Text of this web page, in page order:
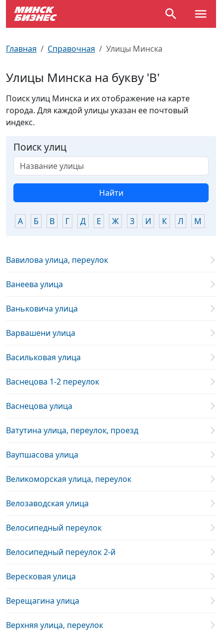
Главная Справочная Улицы Минска
Улицы Минска на букву 'В'
Поиск улиц Минска и их отображение на карте
города. Для каждой улицы указан ее почтовый
индекс.
Поиск улиц
Найти
А Б В Г Д Е Ж З И К Л М
Вавилова улица, переулок
Ванеева улица
Ваньковича улица
Варвашени улица
Васильковая улица
Васнецова 1-2 переулок
Васнецова улица
Ватутина улица, переулок, проезд
Ваупшасова улица
Великоморская улица, переулок
Велозаводская улица
Велосипедный переулок
Велосипедный переулок 2-й
Вересковая улица
Верещагина улица
Верхняя улица, переулок
Улицы Минска
Документы для ЗАГСа
Пробки на дорогах